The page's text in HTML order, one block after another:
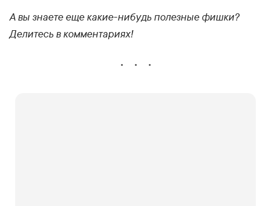
А вы знаете еще какие-нибудь полезные фишки?
Делитесь в комментариях!